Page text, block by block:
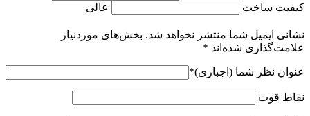
کیفیت ساخت
عالی
نشانی ایمیل شما منتشر نخواهد شد. بخش‌های موردنیاز
علامت‌گذاری شده‌اند *
عنوان نظر شما (اجباری)*
نقاط قوت